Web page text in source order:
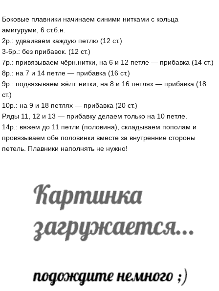
Боковые плавники начинаем синими нитками с кольца
амигуруми, 6 ст.б.н.
2р.: удваиваем каждую петлю (12 ст.)
3-6р.: без прибавок. (12 ст.)
7р.: привязываем чёрн.нитки, на 6 и 12 петле — прибавка (14 ст.)
8р.: на 7 и 14 петле — прибавка (16 ст.)
9р.: подвязываем жёлт. нитки, на 8 и 16 петлях — прибавка (18
ст.)
10р.: на 9 и 18 петлях — прибавка (20 ст.)
Ряды 11, 12 и 13 — прибавку делаем только на 10 петле.
14р.: вяжем до 11 петли (половина), складываем пополам и
провязываем обе половинки вместе за внутренние стороны
петель. Плавники наполнять не нужно!